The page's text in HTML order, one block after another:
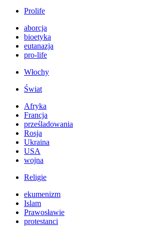
Prolife
aborcja
bioetyka
eutanazja
pro-life
Włochy
Świat
Afryka
Francja
prześladowania
Rosja
Ukraina
USA
wojna
Religie
ekumenizm
Islam
Prawosławie
protestanci